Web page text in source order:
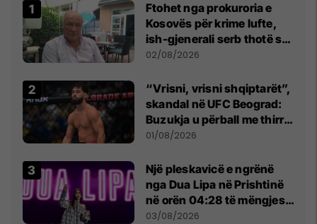
Ftohet nga prokuroria e
Kosovës për krime lufte,
ish-gjenerali serb thotë se
dikush e tradhtoi në
02/08/2026
“Vrisni, vrisni shqiptarët”,
skandal në UFC Beograd:
Buzukja u përball me thirrje
anti-shqiptare nga
01/08/2026
Një pleskavicë e ngrënë
nga Dua Lipa në Prishtinë
në orën 04:28 të mëngjesit
- dhe bota digjitale serbe
03/08/2026